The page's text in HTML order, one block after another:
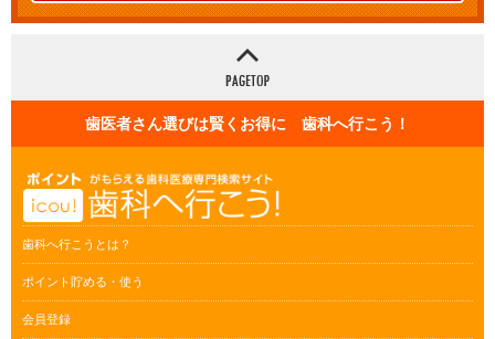
歯医者さん選びは賢くお得に 歯科へ行こう！
歯科へ行こうとは？
ポイント貯める・使う
会員登録